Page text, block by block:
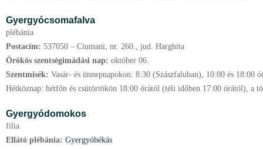
Gyergyócsomafalva
plébánia
Postacím: 537050 – Ciumani, nr. 260., jud. Harghita
Örökös szentségimádási nap: október 06.
Szentmisék: Vasár- és ünnepnapokon: 8:30 (Szászfaluban), 10:00 és 18:00
Hétköznap: hétfőn és csütörtökön 18:00 órától (téli időben 17:00 órától), a
Gyergyódomokos
filia
Ellátó plébánia: Gyergyóbékás